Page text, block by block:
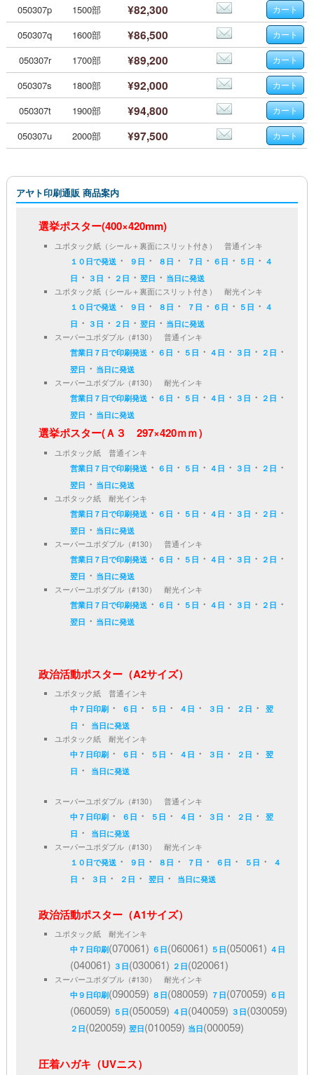
050307p 1500部 ¥82,300
050307q 1600部 ¥86,500
050307r 1700部 ¥89,200
050307s 1800部 ¥92,000
050307t 1900部 ¥94,800
050307u 2000部 ¥97,500
アヤト印刷通販 商品案内
選挙ポスター(400×420mm)
ユポタック紙（シール＋裏面にスリット付き） 普通インキ
１０日で発送 ・ ９日 ・ ８日 ・ ７日 ・ ６日 ・ ５日 ・ ４
日 ・ ３日 ・ ２日 ・翌日 ・ 当日に発送
ユポタック紙（シール＋裏面にスリット付き） 耐光インキ
１０日で発送 ・ ９日 ・ ８日 ・ ７日 ・ ６日 ・ ５日 ・ ４
日 ・ ３日 ・ ２日 ・翌日 ・ 当日に発送
スーパーユポダブル（#130） 普通インキ
営業日７日で印刷発送 ・ ６日 ・ ５日 ・ ４日 ・ ３日 ・ ２日 ・
翌日 ・ 当日に発送
スーパーユポダブル（#130） 耐光インキ
営業日７日で印刷発送 ・ ６日 ・ ５日 ・ ４日 ・ ３日 ・ ２日 ・
翌日 ・ 当日に発送
選挙ポスター(Ａ３ 297×420ｍｍ）
ユポタック紙 普通インキ
営業日７日で印刷発送 ・ ６日 ・ ５日 ・ ４日 ・ ３日 ・ ２日 ・
翌日 ・ 当日に発送
ユポタック紙 耐光インキ
営業日７日で印刷発送 ・ ６日 ・ ５日 ・ ４日 ・ ３日 ・ ２日 ・
翌日 ・ 当日に発送
スーパーユポダブル（#130） 普通インキ
営業日７日で印刷発送 ・ ６日 ・ ５日 ・ ４日 ・ ３日 ・ ２日 ・
翌日 ・ 当日に発送
スーパーユポダブル（#130） 耐光インキ
営業日７日で印刷発送 ・ ６日 ・ ５日 ・ ４日 ・ ３日 ・ ２日 ・
翌日 ・ 当日に発送
政治活動ポスター（A2サイズ）
ユポタック紙 普通インキ
中７日印刷 ・ ６日 ・ ５日 ・ ４日 ・ ３日 ・ ２日 ・翌
日 ・
当日に発送
ユポタック紙 耐光インキ
中７日印刷 ・ ６日 ・ ５日 ・ ４日 ・ ３日 ・ ２日 ・翌
日 ・ 当日に発送
スーパーユポダブル（#130） 普通インキ
中７日印刷 ・ ６日 ・ ５日 ・ ４日 ・ ３日 ・ ２日 ・翌
日 ・
当日に発送
スーパーユポダブル（#130） 耐光インキ
１０日で発送 ・ ９日 ・ ８日 ・ ７日 ・ ６日 ・ ５日 ・
４
日 ・ ３日 ・ ２日 ・翌日 ・ 当日に発送
政治活動ポスター（A1サイズ）
ユポタック紙 耐光インキ
中７日印刷(070061) ６日(060061) ５日(050061) ４日
(040061) ３日(030061) ２日(020061)
スーパーユポダブル（#130） 耐光インキ
中９日印刷(090059) ８日(080059) ７日(070059) ６日
(060059) ５日(050059) ４日(040059) ３日(030059)
２日(020059)翌日(010059) 当日(000059)
圧着ハガキ（UVニス）